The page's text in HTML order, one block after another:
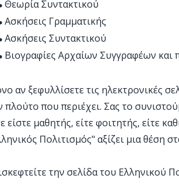
Θεωρία Συντακτικού
Ασκήσεις Γραμματικής
Ασκήσεις Συντακτικού
Βιογραφίες Αρχαίων Συγγραφέων και
αν ξεφυλλίσετε τις ηλεκτρονικές
πλούτο που περιέχει. Σας το
είστε μαθητής, είτε φοιτητής, είτε
Πολιτισμός" αξίζει μια θέση
την σελίδα του Ελληνικού